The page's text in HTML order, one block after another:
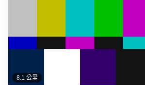
8.1 公里